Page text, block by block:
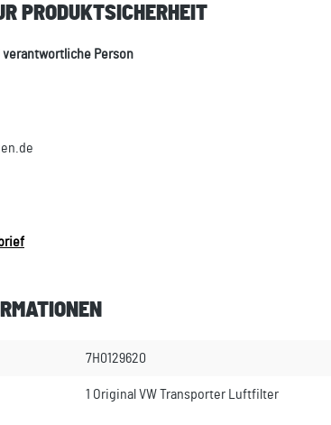
PRODUKTSICHERHEIT
Person
7H0129620
1 Original VW Transporter Luftfilter